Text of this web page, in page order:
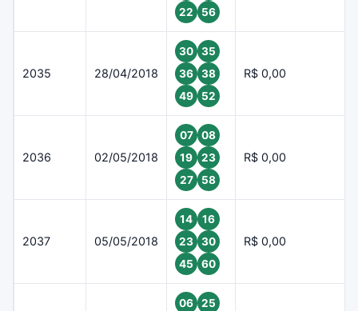
22
56
2035 28/04/2018
30
35
36
38
49
52
R$ 0,00
2036 02/05/2018
07
08
19
23
27
58
R$ 0,00
2037 05/05/2018
14
16
23
30
45
60
R$ 0,00
06
25